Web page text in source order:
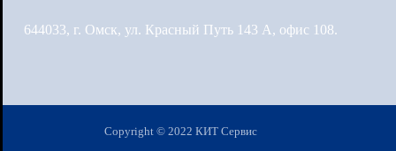
644033, г. Омск, ул. Красный Путь 143 А, офис 108.
Copyright © 2022 КИТ Сервис